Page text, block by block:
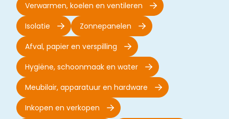
Verwarmen, koelen en ventileren
Isolatie
Zonnepanelen
Afval, papier en verspilling
Hygiëne, schoonmaak en water
Meubilair, apparatuur en hardware
Inkopen en verkopen